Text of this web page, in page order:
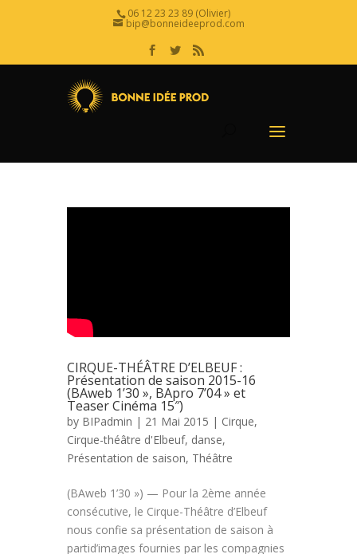
06 12 23 23 89 (Olivier)
bip@bonneideeprod.com
CIRQUE-THÉÂTRE D’ELBEUF :
Présentation de saison 2015-16
(BAweb 1’30 », BApro 7’04 » et
Teaser Cinéma 15″)
by BIPadmin | 21 Mai 2015 | Cirque,
Cirque-théâtre d'Elbeuf, danse,
Présentation de saison, Théâtre
(BAweb 1’30 ») — Pour la 2ème année
consécutive, le Cirque-Théâtre d’Elbeuf
nous confie sa présentation de saison à
partid’images fournies par les compagnies